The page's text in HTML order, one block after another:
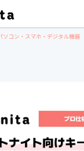
ソコン・スマホ・デジタル機器